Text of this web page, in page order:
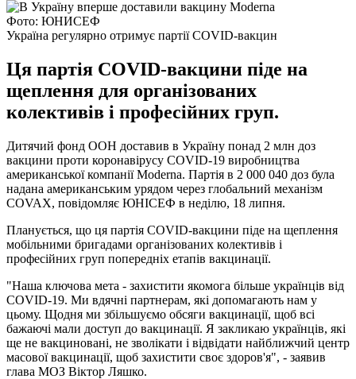
Фото: ЮНИСЕФ
Україна регулярно отримує партії COVID-вакцин
Ця партія COVID-вакцини піде на
щеплення для організованих
колективів і професійних груп.
Дитячий фонд ООН доставив в Україну понад 2 млн доз
вакцини проти коронавірусу COVID-19 виробництва
американської компанії Moderna. Партія в 2 000 040 доз була
надана американським урядом через глобальний механізм
COVAX, повідомляє ЮНІСЕФ в неділю, 18 липня.
Планується, що ця партія COVID-вакцини піде на щеплення
мобільними бригадами організованих колективів і
професійних груп попередніх етапів вакцинації.
"Наша ключова мета - захистити якомога більше українців від
COVID-19. Ми вдячні партнерам, які допомагають нам у
цьому. Щодня ми збільшуємо обсяги вакцинації, щоб всі
бажаючі мали доступ до вакцинації. Я закликаю українців, які
ще не вакциновані, не зволікати і відвідати найближчий центр
масової вакцинації, щоб захистити своє здоров'я", - заявив
глава МОЗ Віктор Ляшко.